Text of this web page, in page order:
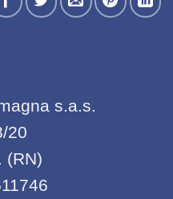
s.a.s.
20
(RN)